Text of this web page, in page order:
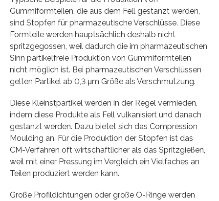
Gummiformteilen, die aus dem Fell gestanzt werden,
sind Stopfen für pharmazeutische Verschlüsse. Diese
Formteile werden hauptsächlich deshalb nicht
spritzgegossen, weil dadurch die im pharmazeutischen
Sinn partikelfreie Produktion von Gummiformteilen
nicht möglich ist. Bei pharmazeutischen Verschlüssen
gelten Partikel ab 0,3 μm Größe als Verschmutzung.
Diese Kleinstpartikel werden in der Regel vermieden,
indem diese Produkte als Fell vulkanisiert und danach
gestanzt werden. Dazu bietet sich das Compression
Moulding an. Für die Produktion der Stopfen ist das
CM-Verfahren oft wirtschaftlicher als das Spritzgießen,
weil mit einer Pressung im Vergleich ein Vielfaches an
Teilen produziert werden kann.
Große Profildichtungen oder große O-Ringe werden